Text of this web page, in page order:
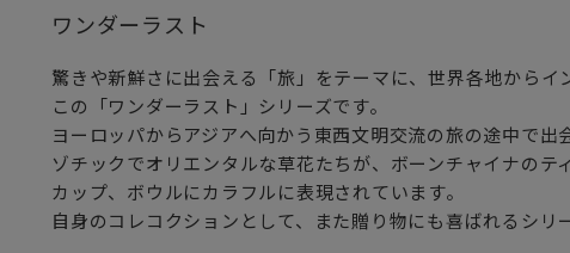
ワンダーラスト
驚きや新鮮さに出会える「旅」をテーマに、世界各地から
この「ワンダーラスト」シリーズです。
ヨーロッパからアジアへ向かう東西文明交流の旅の途中で
ゾチックでオリエンタルな草花たちが、ボーンチャイナのテ
カップ、ボウルにカラフルに表現されています。
自身のコレコクションとして、また贈り物にも喜ばれるシリ